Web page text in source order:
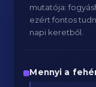
mutatója:
ezért fontos
napi keretből.
Mennyi a